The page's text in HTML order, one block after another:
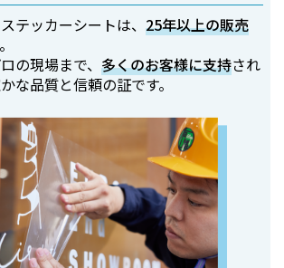
テッカーシートは、25年以上の販売
の現場まで、多くのお客様に支持され
な品質と信頼の証です。